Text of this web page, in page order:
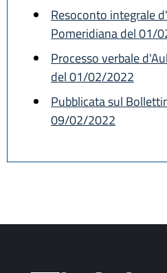
Resoconto integrale
Pomeridiana del 01/
Processo verbale
del 01/02/2022
Pubblicata sul
09/02/2022